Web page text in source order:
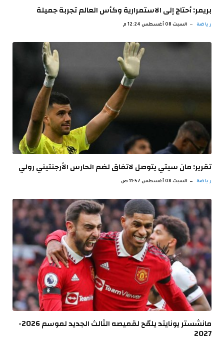
بريمر: أحتاج إلى الاستمرارية وكأس العالم تجربة جميلة
رياضة السبت 08 أغسطس 12:24 م
تقرير: مان سيتي يتوصل لاتفاق لضم الحارس الأرجنتيني رولي
رياضة السبت 08 أغسطس 11:57 ص
مانشستر يونايتد يلمّح لقميصه الثالث الجديد لموسم 2026-
2027